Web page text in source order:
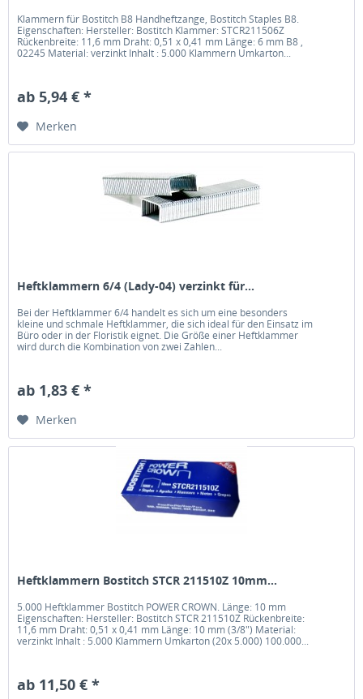
Klammern für Bostitch B8 Handheftzange, Bostitch Staples B8.
Eigenschaften: Hersteller: Bostitch Klammer: STCR211506Z
Rückenbreite: 11,6 mm Draht: 0,51 x 0,41 mm Länge: 6 mm B8 ,
02245 Material: verzinkt Inhalt : 5.000 Klammern Umkarton...
ab 5,94 € *
Merken
Heftklammern 6/4 (Lady-04) verzinkt für...
Bei der Heftklammer 6/4 handelt es sich um eine besonders
kleine und schmale Heftklammer, die sich ideal für den Einsatz im
Büro oder in der Floristik eignet. Die Größe einer Heftklammer
wird durch die Kombination von zwei Zahlen...
ab 1,83 € *
Merken
Heftklammern Bostitch STCR 211510Z 10mm...
5.000 Heftklammer Bostitch POWER CROWN. Länge: 10 mm
Eigenschaften: Hersteller: Bostitch STCR 211510Z Rückenbreite:
11,6 mm Draht: 0,51 x 0,41 mm Länge: 10 mm (3/8") Material:
verzinkt Inhalt : 5.000 Klammern Umkarton (20x 5.000) 100.000...
ab 11,50 € *